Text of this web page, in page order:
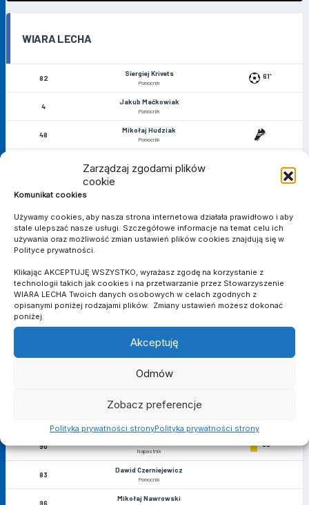
Zarządzaj zgodami plików
cookie
Komunikat cookies
Używamy cookies, aby nasza strona internetowa działała prawidłowo i aby
stale ulepszać nasze usługi. Szczegółowe informacje na temat celu ich
używania oraz możliwość zmian ustawień plików cookies znajdują się w
Polityce prywatności.
Klikając AKCEPTUJĘ WSZYSTKO, wyrażasz zgodę na korzystanie z
technologii takich jak cookies i na przetwarzanie przez Stowarzyszenie
WIARA LECHA Twoich danych osobowych w celach zgodnych z
opisanymi poniżej rodzajami plików. Zmiany ustawień możesz dokonać
poniżej.
Akceptuję
Odmów
Zobacz preferencje
Polityka prywatności stronyPolityka prywatności strony
WIARA LECHA
82
Siergiej Krivets
Pomocnik
61'
4
Jakub Maćkowiak
Pomocnik
48
Mikołaj Hudziak
Pomocnik
Obrońca
11
17
Gaweł Perz
Pomocnik
18
Marcin Daniel
19
Hubert Wołąkiewicz
Obrońca
90'
20
Kacper Dolski
Napastnik
Eryk Lubieniecki
Kuba Kałżyński
Artur Adamski
90
Napastnik
66'
83
Dawid Czerniejewicz
Pomocnik
96
Mikołaj Nawrowski